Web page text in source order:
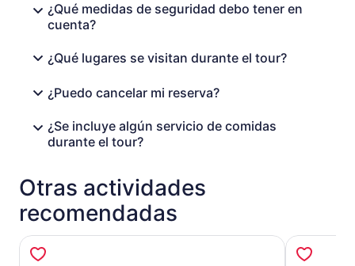
¿Qué medidas de seguridad debo tener en
cuenta?
¿Qué lugares se visitan durante el tour?
¿Puedo cancelar mi reserva?
¿Se incluye algún servicio de comidas
durante el tour?
Otras actividades
recomendadas